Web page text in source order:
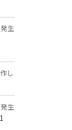
生
し
生
1